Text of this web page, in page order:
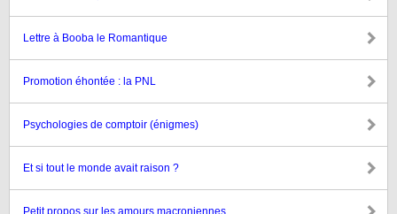
Lettre à Booba le Romantique
Promotion éhontée : la PNL
Psychologies de comptoir (énigmes)
Et si tout le monde avait raison ?
Petit propos sur les amours macroniennes